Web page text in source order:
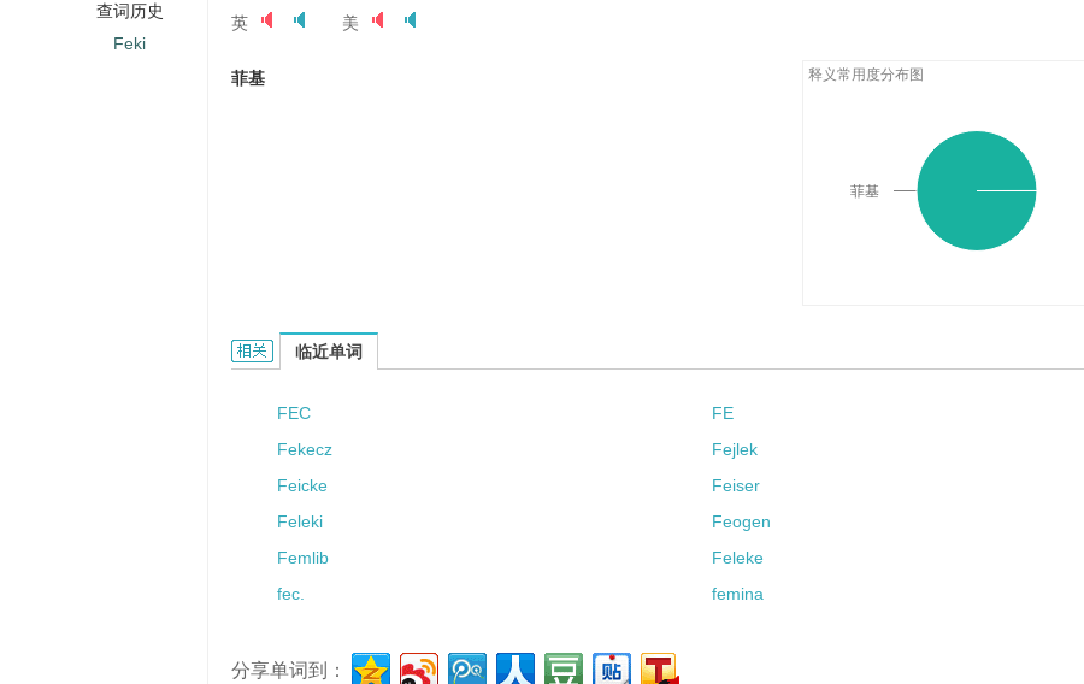
英 美
菲基 释义常用度分布图
菲基
Feki的相关资料：
临近单词
FEC
FE
Fekecz
Fejlek
Feicke
Feiser
Feleki
Feogen
Femlib
Feleke
fec.
femina
分享单词到：
查词历史
Feki